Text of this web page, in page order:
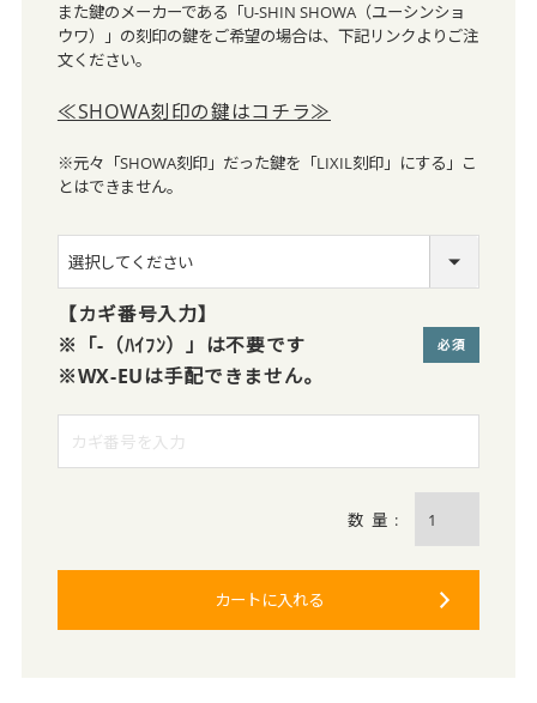
また鍵のメーカーである「U-SHIN SHOWA（ユーシンショ
ウワ）」の刻印の鍵をご希望の場合は、下記リンクよりご注
文ください。
≪SHOWA刻印の鍵はコチラ≫
※元々「SHOWA刻印」だった鍵を「LIXIL刻印」にする」こ
とはできません。
【カギ番号入力】
※「-（ﾊｲﾌﾝ）」は不要です
※WX-EUは手配できません。
カートに入れる